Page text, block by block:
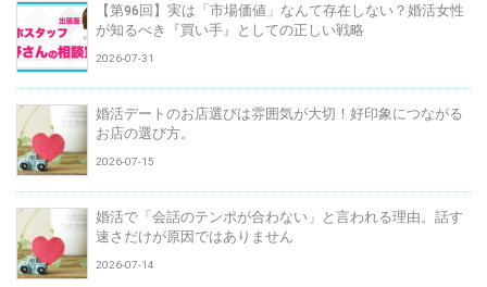
【第96回】実は「市場価値」なんて存在しない？婚活女性
が知るべき『買い手』としての正しい戦略
2026-07-31
婚活デートのお店選びは雰囲気が大切！好印象につながる
お店の選び方。
2026-07-15
婚活で「会話のテンポが合わない」と言われる理由。話す
速さだけが原因ではありません
2026-07-14